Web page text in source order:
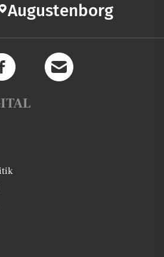
Augustenborg